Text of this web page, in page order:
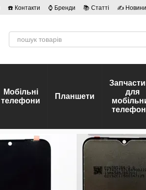
☎️ Контакти ⌚ Бренди 📚 Статті ✍ Новини
Мобільні
телефони
Планшети
для